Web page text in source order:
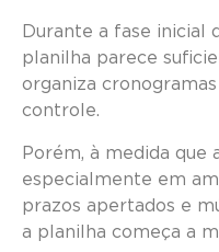
Durante a fase inicial
planilha parece
organiza
controle.
Porém, à medida que
especialmente em
prazos apertados e
a planilha começa a